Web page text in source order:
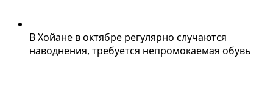
В Хойане в октябре регулярно случаются
наводнения, требуется непромокаемая обувь